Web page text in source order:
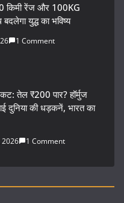
रेंज और 100KG
युद्ध का भविष्य
1 Comment
तेल ₹200 पार? हॉर्मुज
दुनिया की धड़कनें, भारत का
2026 1 Comment